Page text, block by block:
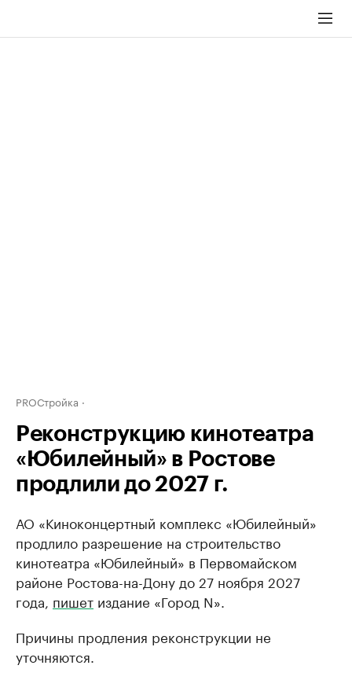
PROСтройка
Реконструкцию кинотеатра
«Юбилейный» в Ростове
продлили до 2027 г.
АО «Киноконцертный комплекс «Юбилейный»
продлило разрешение на строительство
кинотеатра «Юбилейный» в Первомайском
районе Ростова-на-Дону до 27 ноября 2027
года, пишет издание «Город N».
Причины продления реконструкции не
уточняются.